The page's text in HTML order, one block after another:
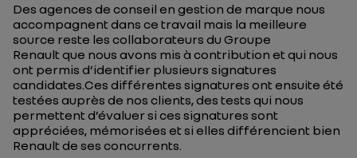
Des agences de conseil en gestion de marque nous
accompagnent dans ce travail mais la meilleure
source reste les collaborateurs du Groupe
Renault que nous avons mis à contribution et qui nous
ont permis d’identifier plusieurs signatures
candidates.Ces différentes signatures ont ensuite été
testées auprès de nos clients, des tests qui nous
permettent d’évaluer si ces signatures sont
appréciées, mémorisées et si elles différencient bien
Renault de ses concurrents.